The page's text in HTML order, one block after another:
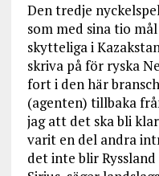
Den tredje
som med sina tio
skytteliga i
skriva på för ryska
fort i den här
(agenten) tillbaka
jag att det ska bli
varit en del andra
det inte blir